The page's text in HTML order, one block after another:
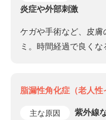
炎症や外部刺激
ケガや手術など、皮
ミ。時間経過で良くな
脂漏性角化症（老人性
主な原因 紫外線